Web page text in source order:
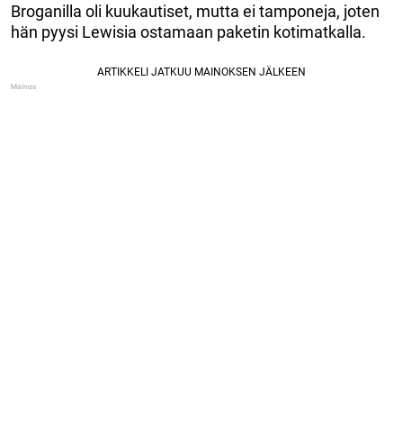
Broganilla oli kuukautiset, mutta ei tamponeja, joten
hän pyysi Lewisia ostamaan paketin kotimatkalla.